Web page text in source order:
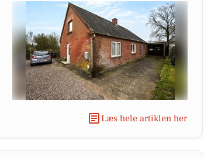
Læs hele artiklen her